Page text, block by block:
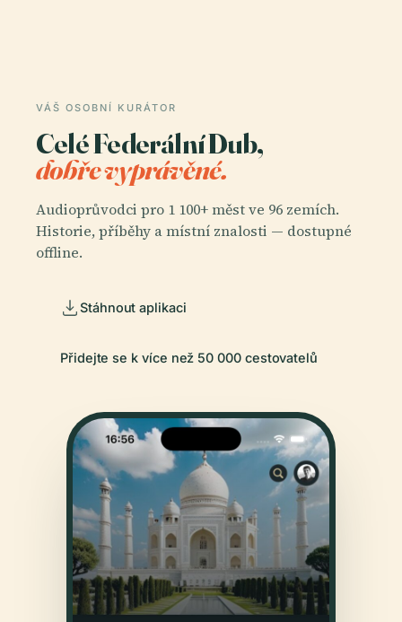
VÁŠ OSOBNÍ KURÁTOR
Celé Federální Dub,
dobře vyprávěné.
Audioprůvodci pro 1 100+ měst ve 96 zemích.
Historie, příběhy a místní znalosti — dostupné
offline.
Stáhnout aplikaci
Přidejte se k více než 50 000 cestovatelů